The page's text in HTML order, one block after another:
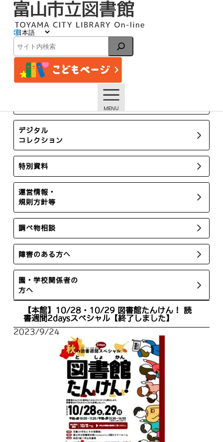
検
索
イベント
トップページ
イベント一覧
【本館】10/28・10/29 図書館たんけん！ 読書週間2days
スペシャル【終了しました】
デジタル
コレクション
特別資料
運営情報・
規則方針等
調べ物相談
障害のある方へ
園・学校関係者の
方へ
【本館】10/28・10/29 図書館たんけん！ 読
書週間2daysスペシャル【終了しました】
2023/9/24